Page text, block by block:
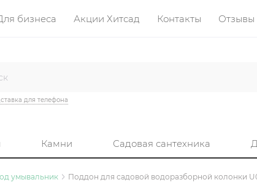
бизнеса Акции Хитсад Контакты Отзывы
для телефона
Камни Садовая сантехника
умывальник Поддон для садовой водоразборной колонки